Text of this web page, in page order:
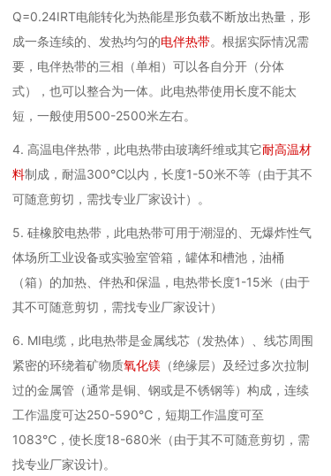
Q=0.24IRT电能转化为热能星形负载不断放出热量，形
成一条连续的、发热均匀的电伴热带。根据实际情况需
要，电伴热带的三相（单相）可以各自分开（分体
式），也可以整合为一体。此电热带使用长度不能太
短，一般使用500-2500米左右。
4. 高温电伴热带，此电热带由玻璃纤维或其它耐高温材
料制成，耐温300℃以内，长度1-50米不等（由于其不
可随意剪切，需找专业厂家设计）。
5. 硅橡胶电热带，此电热带可用于潮湿的、无爆炸性气
体场所工业设备或实验室管箱，罐体和槽池，油桶
（箱）的加热、伴热和保温，电热带长度1-15米（由于
其不可随意剪切，需找专业厂家设计）
6. MI电缆，此电热带是金属线芯（发热体）、线芯周围
紧密的环绕着矿物质氧化镁 （绝缘层）及经过多次拉制
过的金属管（通常是铜、钢或是不锈钢等）构成，连续
工作温度可达250-590℃，短期工作温度可至
1083℃，使长度18-680米（由于其不可随意剪切，需
找专业厂家设计)。